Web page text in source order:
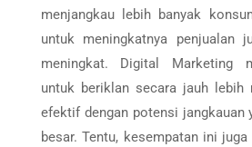
menjangkau lebih banyak
untuk meningkatnya penjualan
meningkat. Digital Marketing
untuk beriklan secara jauh lebih
efektif dengan potensi jangkauan
besar. Tentu, kesempatan ini